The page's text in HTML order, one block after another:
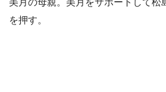
を押す。